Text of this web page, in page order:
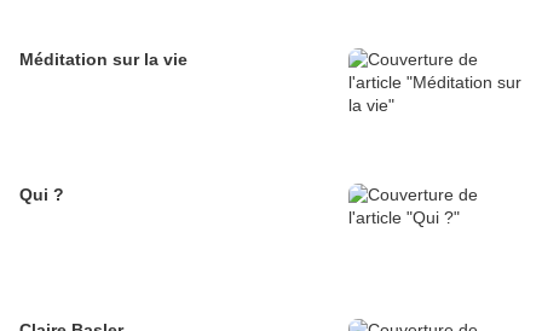
Méditation sur la vie
Qui ?